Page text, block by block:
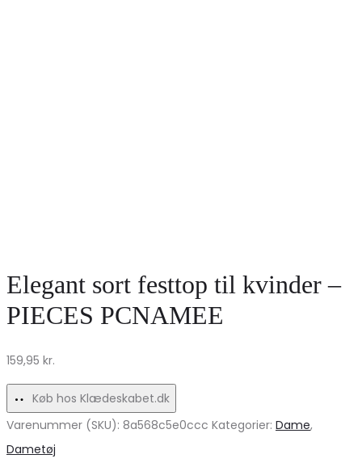
Elegant sort festtop til kvinder –
PIECES PCNAMEE
159,95 kr.
Køb hos Klædeskabet.dk
Varenummer (SKU): 8a568c5e0ccc Kategorier: Dame,
Dametøj